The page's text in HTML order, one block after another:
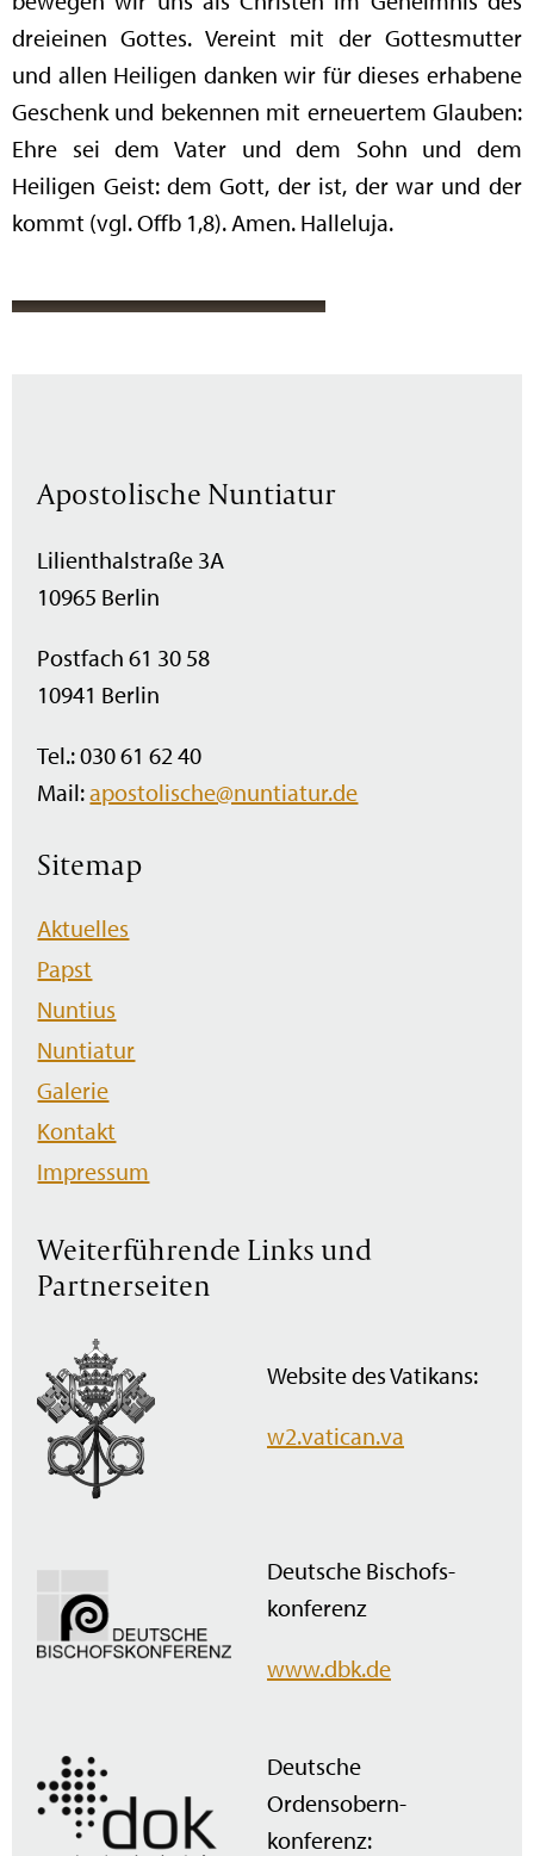
dreieinen Gottes. Vereint mit der Gottesmutter
und allen Heiligen danken wir für dieses erhabene
Geschenk und bekennen mit erneuertem Glauben:
Ehre sei dem Vater und dem Sohn und dem
Heiligen Geist: dem Gott, der ist, der war und der
kommt (vgl. Offb 1,8). Amen. Halleluja.
Apostolische Nuntiatur
Lilienthalstraße 3A
10965 Berlin
Postfach 61 30 58
10941 Berlin
Tel.: 030 61 62 40
Mail:apostolische@nuntiatur.de
Sitemap
Navigation
überspringen
Aktuelles
Papst
Nuntius
Nuntiatur
Galerie
Kontakt
Impressum
Weiterführende Links und
Partnerseiten
Website des Vatikans:
w2.vatican.va
Deutsche Bischofs­
konferenz
www.dbk.de
Deutsche
Ordensobern­
konferenz: